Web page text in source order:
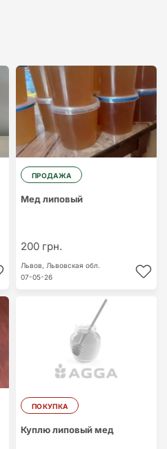
ПРОДАЖА
Мед липовый
200 грн.
Львов, Львовская обл.
07-05-26
ПОКУПКА
Куплю липовый мед